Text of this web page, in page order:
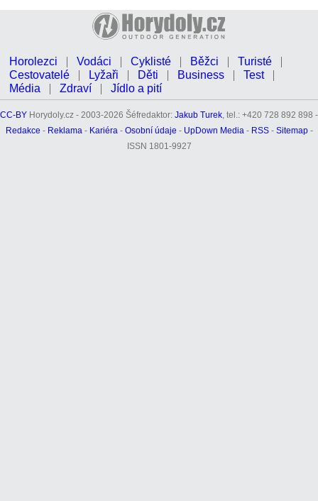
Horolezci Vodáci Cyklisté Běžci
Turisté
Cestovatelé
Lyžaři Děti Business
Test
Média
Zdraví Jídlo a pití
CC-BY Horydoly.cz - 2003-2026 Šéfredaktor: Jakub Turek , tel.: +420 728 892 898 -
Redakce - Reklama - Kariéra - Osobní údaje - UpDown Media - RSS- Sitemap-
ISSN 1801-9927